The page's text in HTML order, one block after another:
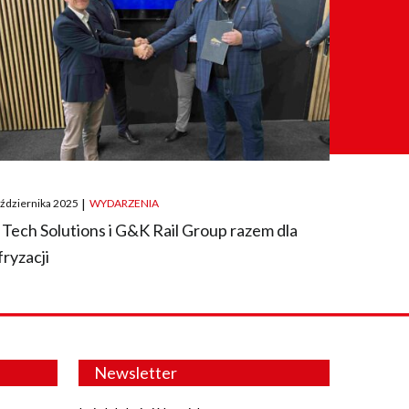
2025 | WYDARZENIA
Tech Solutions i G&K Rail Group razem dla
Newsletter